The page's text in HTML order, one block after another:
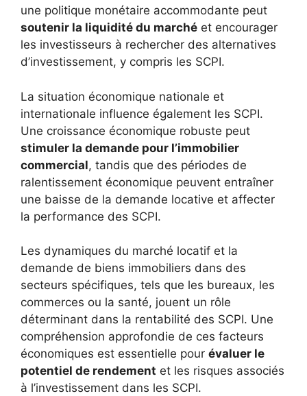
une politique monétaire accommodante peut
soutenir la liquidité du marché et encourager
les investisseurs à rechercher des alternatives
d’investissement, y compris les SCPI.
La situation économique nationale et
internationale influence également les SCPI.
Une croissance économique robuste peut
stimuler la demande pour l’immobilier
commercial, tandis que des périodes de
ralentissement économique peuvent entraîner
une baisse de la demande locative et affecter
la performance des SCPI.
Les dynamiques du marché locatif et la
demande de biens immobiliers dans des
secteurs spécifiques, tels que les bureaux, les
commerces ou la santé, jouent un rôle
déterminant dans la rentabilité des SCPI. Une
compréhension approfondie de ces facteurs
économiques est essentielle pour évaluer le
potentiel de rendement et les risques associés
à l’investissement dans les SCPI.